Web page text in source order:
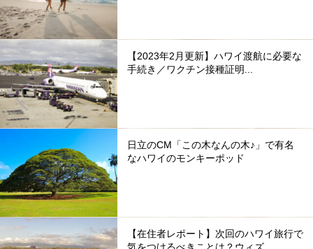
【2023年2月更新】ハワイ渡航に必要な
手続き／ワクチン接種証明...
日立のCM「この木なんの木♪」で有名
なハワイのモンキーポッド
【在住者レポート】次回のハワイ旅行で